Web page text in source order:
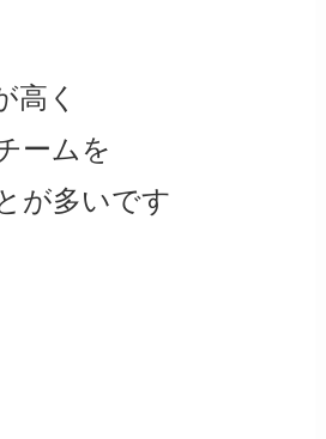
高く
ームを
が多いです